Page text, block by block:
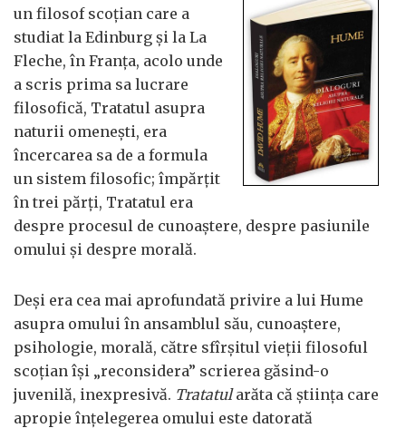
un filosof scoțian care a
studiat la Edinburg și la La
Fleche, în Franța, acolo unde
a scris prima sa lucrare
filosofică, Tratatul asupra
naturii omenești, era
încercarea sa de a formula
un sistem filosofic; împărțit
în trei părți, Tratatul era
despre procesul de cunoaștere, despre pasiunile
omului și despre morală.
Deși era cea mai aprofundată privire a lui Hume
asupra omului în ansamblul său, cunoaștere,
psihologie, morală, către sfîrșitul vieții filosoful
scoțian își „reconsidera” scrierea găsind-o
juvenilă, inexpresivă. Tratatularăta că știința care
apropie înțelegerea omului este datorată